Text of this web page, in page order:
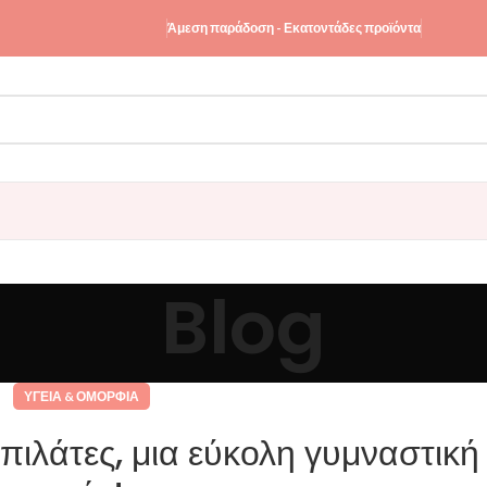
Άμεση παράδοση - Εκατοντάδες προϊόντα
Blog
ΥΓΕΊΑ & ΟΜΟΡΦΙΆ
μια εύκολη